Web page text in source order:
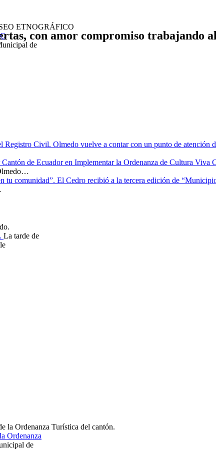
de
La tarde de
Ordenanza
de
con amor compromiso trabajando
Olmedo vuelve a contar con un punto de atención
de Ecuador en Implementar la Ordenanza de Cultura Viva
El Cedro recibió a la tercera edición de